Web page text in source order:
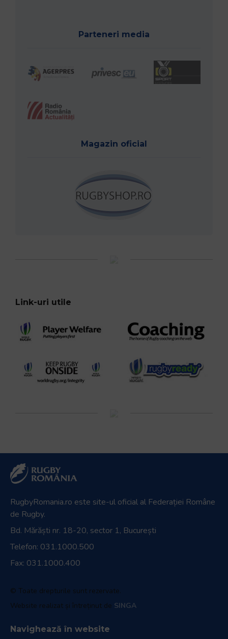
Parteneri media
Magazin oficial
Link-uri utile
RugbyRomania.ro este site-ul oficial al Federației Române
de Rugby.
Bd. Mărăști nr. 18-20, sector 1, București
Telefon: 031.1000.500
Fax: 031.1000.400
© Toate drepturile sunt rezervate.
Website realizat și întreținut de SINGA
Navighează în website